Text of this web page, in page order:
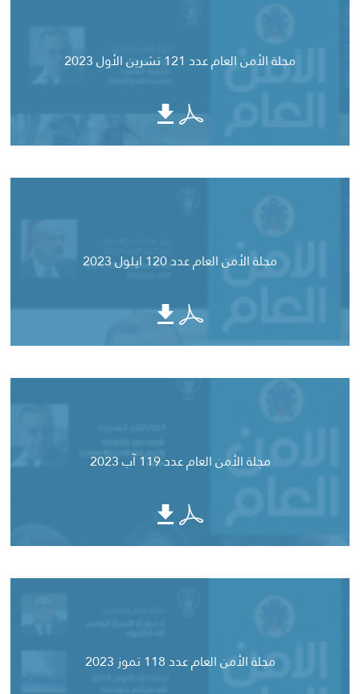
مجلة الأمن العام عدد 121 تشرين الأول 2023
مجلة الأمن العام عدد 120 ايلول 2023
مجلة الأمن العام عدد 119 آب 2023
مجلة الأمن العام عدد 118 تموز 2023